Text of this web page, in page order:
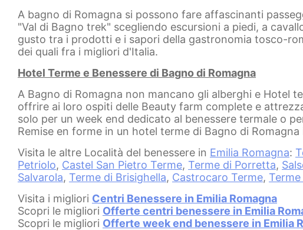
A bagno di Romagna si possono fare affascinanti
"Val di Bagno trek" scegliendo escursioni a piedi, a
gusto tra i prodotti e i sapori della gastronomia tosco-
dei quali fra i migliori d'Italia.
Hotel Terme e Benessere di Bagno di Romagna
A Bagno di Romagna non mancano gli alberghi e Hotel
offrire ai loro ospiti delle Beauty farm complete e
solo per un week end dedicato al benessere termale o
Remise en forme in un hotel terme di Bagno di Romagna
Visita le altre Località del benessere in Emilia Romagna:
Petriolo, Castel San Pietro Terme, Terme di Porretta,
Salvarola, Terme di Brisighella, Castrocaro Terme,
Visita i migliori Centri Benessere in Emilia Romagna
Scopri le migliori Offerte centri benessere in Emilia
Scopri le migliori Offerte week end benessere in Emilia